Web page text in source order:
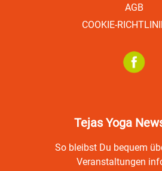
AGB
COOKIE-
Tejas Yoga
So bleibst Du bequem
Veranstaltungen